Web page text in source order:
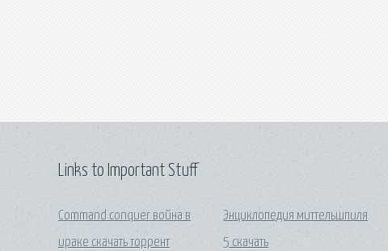
Links to Important Stuff
Command conquer война в
ираке скачать торрент
Энциклопедия миттельшпиля
5 скачать